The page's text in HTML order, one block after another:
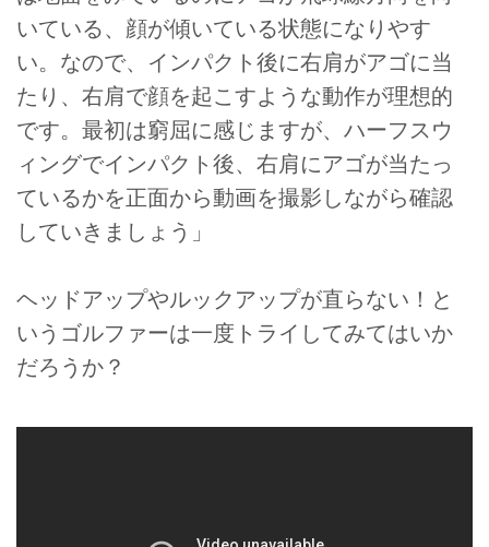
いている、顔が傾いている状態になりやす
い。なので、インパクト後に右肩がアゴに当
たり、右肩で顔を起こすような動作が理想的
です。最初は窮屈に感じますが、ハーフスウ
ィングでインパクト後、右肩にアゴが当たっ
ているかを正面から動画を撮影しながら確認
していきましょう」
ヘッドアップやルックアップが直らない！と
いうゴルファーは一度トライしてみてはいか
だろうか？